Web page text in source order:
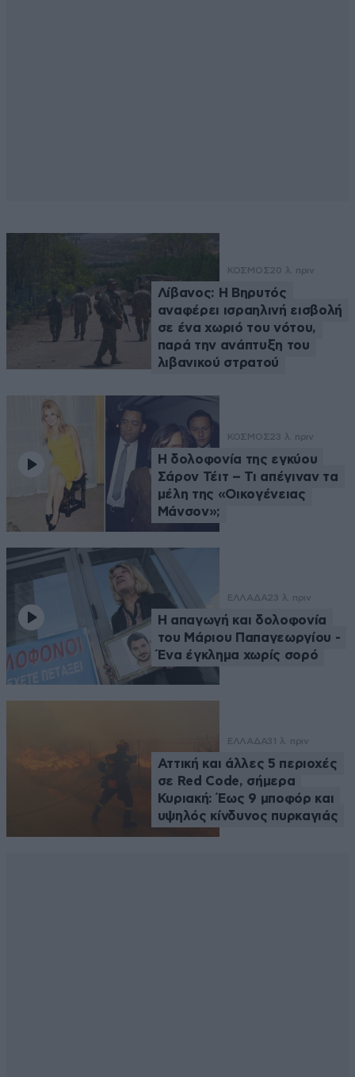
ΚΟΣΜΟΣ20 λ. πριν
Λίβανος: Η Βηρυτός
αναφέρει ισραηλινή εισβολή
σε ένα χωριό του νότου,
παρά την ανάπτυξη του
λιβανικού στρατού
ΚΟΣΜΟΣ23 λ. πριν
Η δολοφονία της εγκύου
Σάρον Τέιτ – Τι απέγιναν τα
μέλη της «Οικογένειας
Μάνσον»;
ΕΛΛΑΔΑ23 λ. πριν
Η απαγωγή και δολοφονία
του Μάριου Παπαγεωργίου -
Ένα έγκλημα χωρίς σορό
ΕΛΛΑΔΑ31 λ. πριν
Αττική και άλλες 5 περιοχές
σε Red Code, σήμερα
Κυριακή: Έως 9 μποφόρ και
υψηλός κίνδυνος πυρκαγιάς